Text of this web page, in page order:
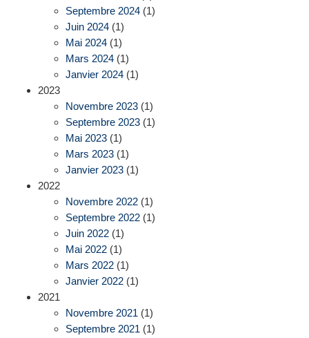
Septembre 2024 (1)
Juin 2024 (1)
Mai 2024 (1)
Mars 2024 (1)
Janvier 2024 (1)
2023
Novembre 2023 (1)
Septembre 2023 (1)
Mai 2023 (1)
Mars 2023 (1)
Janvier 2023 (1)
2022
Novembre 2022 (1)
Septembre 2022 (1)
Juin 2022 (1)
Mai 2022 (1)
Mars 2022 (1)
Janvier 2022 (1)
2021
Novembre 2021 (1)
Septembre 2021 (1)